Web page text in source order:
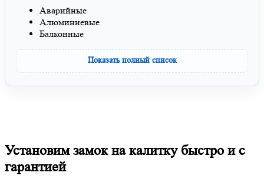
Аварийные
Алюминиевые
Балконные
Показать полный список
Установим замок на калитку быстро и с
гарантией